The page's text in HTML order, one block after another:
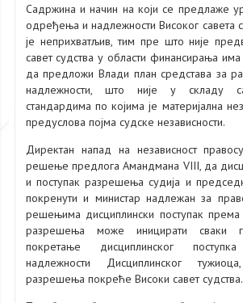
Садржина и начин на који се предлаже
одређења и надлежности Високог савета
је неприхватљив, тим пре што није
савет судства у области финансирања
да предложи Влади план средстава за
надлежности, што није у складу
стандардима по којима је материјална
предуслова појма судске независности.
Директан напад на независност
решење предлога Амандмана VIII, да
и поступак разрешења судија и
покренути и министар надлежан за
решењима дисциплински поступак према
разрешења може иницирати сваки
покретање дисциплинског
надлежности Дисциплинског
разрешења покреће Високи савет судства.